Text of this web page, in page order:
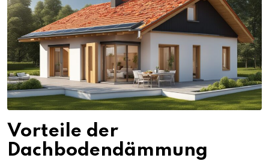
Vorteile der
Dachbodendämmung